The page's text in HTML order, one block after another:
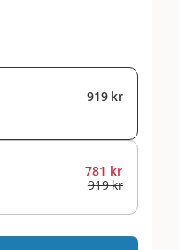
919 kr
781 kr
919 kr